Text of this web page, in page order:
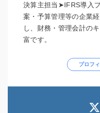
決算主担当➤IFRS導入
案・予算管理等の企業
し、財務・管理会計の
富です。
プロフ